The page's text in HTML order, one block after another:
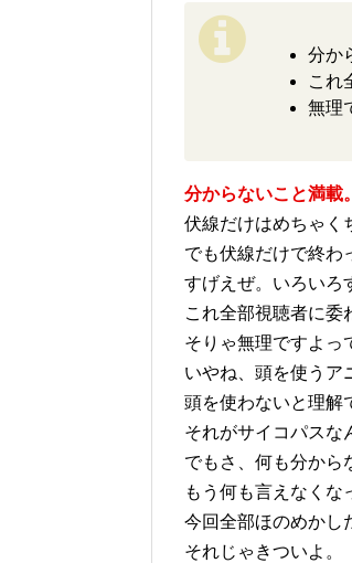
分か
これ
無理
分からないこと満載。
伏線だけはめちゃく
でも伏線だけで終わ
すげえぜ。いろいろ
これ全部視聴者に委
そりゃ無理ですよっ
いやね、頭を使うア
頭を使わないと理解
それがサイコパスな
でもさ、何も分から
もう何も言えなくな
今回全部ほのめかし
それじゃきついよ。